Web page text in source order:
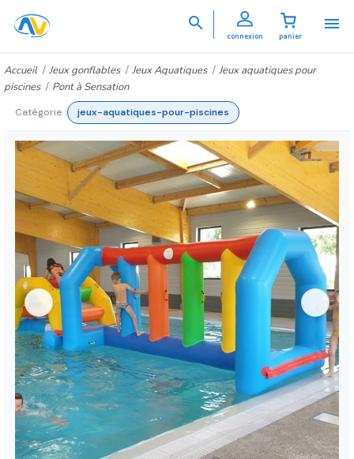

panier
connexion

Accueil Jeux gonflables Jeux Aquatiques
Jeux aquatiques pour
piscines
Pont à Sensation
Catégorie : jeux-aquatiques-pour-piscines